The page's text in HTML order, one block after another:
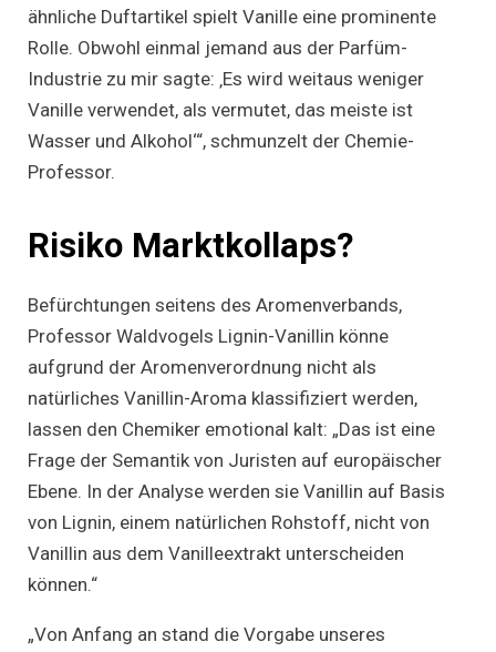
ähnliche Duftartikel spielt Vanille eine prominente
Rolle. Obwohl einmal jemand aus der Parfüm-
Industrie zu mir sagte: ‚Es wird weitaus weniger
Vanille verwendet, als vermutet, das meiste ist
Wasser und Alkohol‘“, schmunzelt der Chemie-
Professor.
Risiko Marktkollaps?
Befürchtungen seitens des Aromenverbands,
Professor Waldvogels Lignin-Vanillin könne
aufgrund der Aromenverordnung nicht als
natürliches Vanillin-Aroma klassifiziert werden,
lassen den Chemiker emotional kalt: „Das ist eine
Frage der Semantik von Juristen auf europäischer
Ebene. In der Analyse werden sie Vanillin auf Basis
von Lignin, einem natürlichen Rohstoff, nicht von
Vanillin aus dem Vanilleextrakt unterscheiden
können.“
„Von Anfang an stand die Vorgabe unseres